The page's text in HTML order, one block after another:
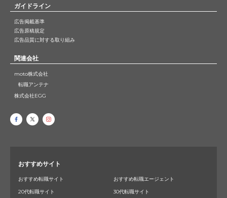
ガイドライン
広告掲載基準
広告原稿規定
広告品質に対する取り組み
関連会社
moto株式会社
転職アンテナ
株式会社EGG
おすすめサイト
おすすめ転職サイト
おすすめ転職エージェント
20代転職サイト
30代転職サイト